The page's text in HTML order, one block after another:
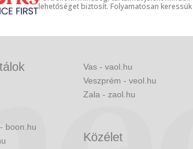
lehetőséget biztosít. Folyamatosan
boon.hu
Vas - vaol.hu
Veszprém - veol.hu
Zala - zaol.hu
Közélet